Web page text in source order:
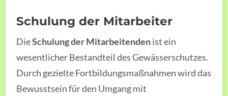
Schulung der Mitarbeiter
DieSchulung der Mitarbeitendenist ein
wesentlicher Bestandteil des Gewässerschutzes.
Durch gezielte Fortbildungsmaßnahmen wird das
Bewusstsein für den Umgang mit